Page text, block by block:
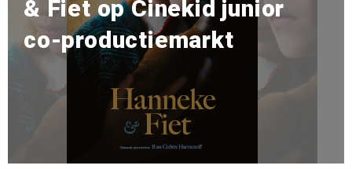
& Fiet op Cinekid junior
co-productiemarkt